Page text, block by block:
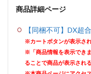
商品詳細ページ
【同梱不可】DX超
※カートボタンが表示さ
※「商品情報を表示でき
ることで商品が表示され